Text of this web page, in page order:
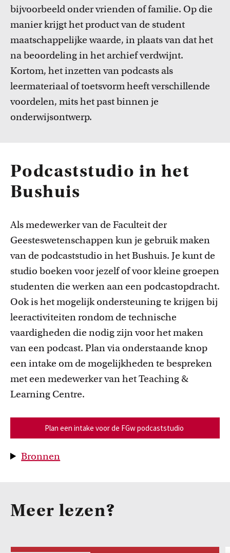
bijvoorbeeld onder vrienden of familie. Op die
manier krijgt het product van de student
maatschappelijke waarde, in plaats van dat het
na beoordeling in het archief verdwijnt.
Kortom, het inzetten van podcasts als
leermateriaal of toetsvorm heeft verschillende
voordelen, mits het past binnen je
onderwijsontwerp.
Podcaststudio in het
Bushuis
Als medewerker van de Faculteit der
Geesteswetenschappen kun je gebruik maken
van de podcaststudio in het Bushuis. Je kunt de
studio boeken voor jezelf of voor kleine groepen
studenten die werken aan een podcastopdracht.
Ook is het mogelijk ondersteuning te krijgen bij
leeractiviteiten rondom de technische
vaardigheden die nodig zijn voor het maken
van een podcast. Plan via onderstaande knop
een intake om de mogelijkheden te bespreken
met een medewerker van het Teaching &
Learning Centre.
Plan een intake voor de FGw podcaststudio
Bronnen
Meer lezen?